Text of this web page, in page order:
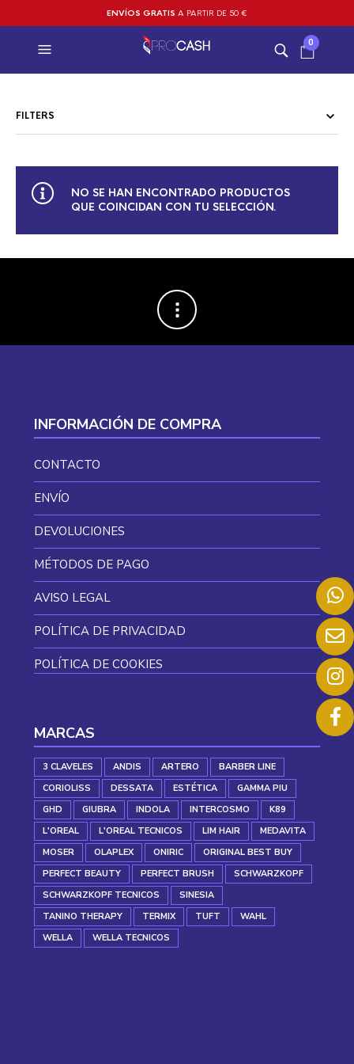
ENVÍOS GRATIS A PARTIR DE 50 €
0
FILTERS
NO SE HAN ENCONTRADO PRODUCTOS
QUE COINCIDAN CON TU SELECCIÓN.
INFORMACIÓN DE COMPRA
CONTACTO
ENVÍO
DEVOLUCIONES
MÉTODOS DE PAGO
AVISO LEGAL
POLÍTICA DE PRIVACIDAD
POLÍTICA DE COOKIES
MARCAS
3 CLAVELES ANDIS ARTERO
BARBER LINE
CORIOLISS
DESSATA ESTÉTICA
GAMMA PIU
GHD
GIUBRA INDOLA INTERCOSMO
K89
L'OREAL
L'OREAL TECNICOS LIM HAIR
MEDAVITA
MOSER
OLAPLEX ONIRIC
ORIGINAL BEST BUY
PERFECT BEAUTY
PERFECT BRUSH
SCHWARZKOPF
SCHWARZKOPF TECNICOS
SINESIA
TANINO THERAPY
TERMIX TUFT
WAHL
WELLA
WELLA TECNICOS